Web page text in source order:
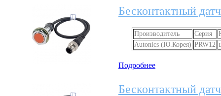
Бесконтактный
Производитель Серия
Autonics (Ю.Корея) PRW12
Подробнее
Бесконтактный